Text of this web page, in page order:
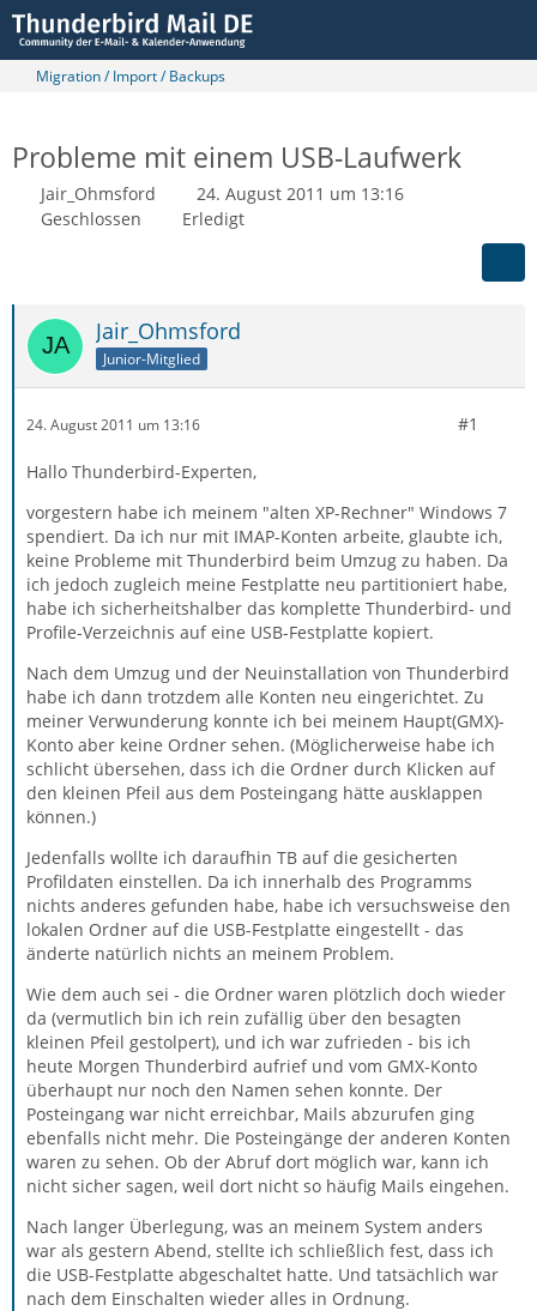
Migration / Import / Backups
Probleme mit einem USB-Laufwerk
Jair_Ohmsford
24. August 2011 um 13:16
Geschlossen
Erledigt
Jair_Ohmsford
Junior-Mitglied
24. August 2011 um 13:16 #1
Hallo Thunderbird-Experten,
vorgestern habe ich meinem "alten XP-Rechner" Windows 7
spendiert. Da ich nur mit IMAP-Konten arbeite, glaubte ich,
keine Probleme mit Thunderbird beim Umzug zu haben. Da
ich jedoch zugleich meine Festplatte neu partitioniert habe,
habe ich sicherheitshalber das komplette Thunderbird- und
Profile-Verzeichnis auf eine USB-Festplatte kopiert.
Nach dem Umzug und der Neuinstallation von Thunderbird
habe ich dann trotzdem alle Konten neu eingerichtet. Zu
meiner Verwunderung konnte ich bei meinem Haupt(GMX)-
Konto aber keine Ordner sehen. (Möglicherweise habe ich
schlicht übersehen, dass ich die Ordner durch Klicken auf
den kleinen Pfeil aus dem Posteingang hätte ausklappen
können.)
Jedenfalls wollte ich daraufhin TB auf die gesicherten
Profildaten einstellen. Da ich innerhalb des Programms
nichts anderes gefunden habe, habe ich versuchsweise den
lokalen Ordner auf die USB-Festplatte eingestellt - das
änderte natürlich nichts an meinem Problem.
Wie dem auch sei - die Ordner waren plötzlich doch wieder
da (vermutlich bin ich rein zufällig über den besagten
kleinen Pfeil gestolpert), und ich war zufrieden - bis ich
heute Morgen Thunderbird aufrief und vom GMX-Konto
überhaupt nur noch den Namen sehen konnte. Der
Posteingang war nicht erreichbar, Mails abzurufen ging
ebenfalls nicht mehr. Die Posteingänge der anderen Konten
waren zu sehen. Ob der Abruf dort möglich war, kann ich
nicht sicher sagen, weil dort nicht so häufig Mails eingehen.
Nach langer Überlegung, was an meinem System anders
war als gestern Abend, stellte ich schließlich fest, dass ich
die USB-Festplatte abgeschaltet hatte. Und tatsächlich war
nach dem Einschalten wieder alles in Ordnung.